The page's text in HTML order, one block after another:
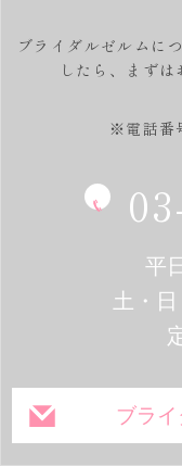
ブライダルゼルムに
したら、
まずは
※電話番
平
土・
ブラ